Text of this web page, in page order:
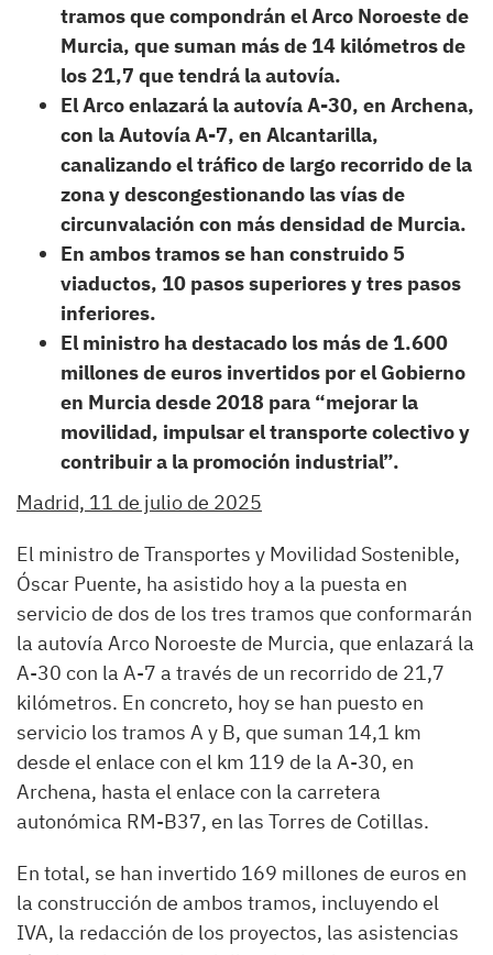
tramos que compondrán el Arco Noroeste de
Murcia, que suman más de 14 kilómetros de
los 21,7 que tendrá la autovía.
El Arco enlazará la autovía A-30, en Archena,
con la Autovía A-7, en Alcantarilla,
canalizando el tráfico de largo recorrido de la
zona y descongestionando las vías de
circunvalación con más densidad de Murcia.
En ambos tramos se han construido 5
viaductos, 10 pasos superiores y tres pasos
inferiores.
El ministro ha destacado los más de 1.600
millones de euros invertidos por el Gobierno
en Murcia desde 2018 para “mejorar la
movilidad, impulsar el transporte colectivo y
contribuir a la promoción industrial”.
Madrid, 11 de julio de 2025
El ministro de Transportes y Movilidad Sostenible,
Óscar Puente, ha asistido hoy a la puesta en
servicio de dos de los tres tramos que conformarán
la autovía Arco Noroeste de Murcia, que enlazará la
A-30 con la A-7 a través de un recorrido de 21,7
kilómetros. En concreto, hoy se han puesto en
servicio los tramos A y B, que suman 14,1 km
desde el enlace con el km 119 de la A-30, en
Archena, hasta el enlace con la carretera
autonómica RM-B37, en las Torres de Cotillas.
En total, se han invertido 169 millones de euros en
la construcción de ambos tramos, incluyendo el
IVA, la redacción de los proyectos, las asistencias